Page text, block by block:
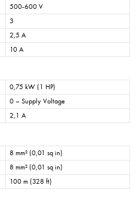
500-600 V
3
2,5 A
10 A
0,75 kW (1 HP)
0 – Supply Voltage
2,1 A
8 mm² (0,01 sq in)
8 mm² (0,01 sq in)
100 m (328 ft)